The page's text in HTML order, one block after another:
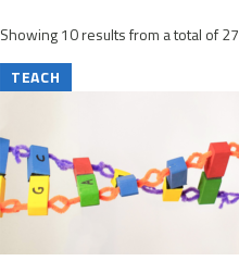
Showing 10 results from a total of 27
TEACH